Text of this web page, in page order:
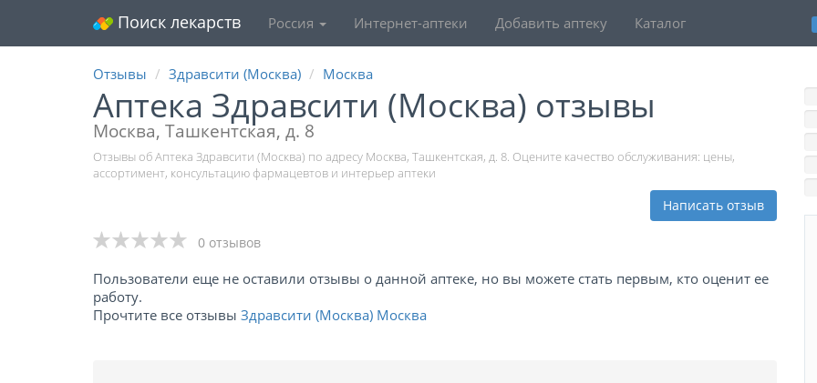
Поиск лекарств Россия Интернет-аптеки Добавить аптеку Каталог
Отзывы Здравсити (Москва) Москва
Аптека Здравсити (Москва) отзывы
Москва, Ташкентская, д. 8
Отзывы об Аптека Здравсити (Москва) по адресу Москва, Ташкентская, д. 8. Оцените качество обслуживания: цены,
ассортимент, консультацию фармацевтов и интерьер аптеки
Написать отзыв
0 отзывов
Пользователи еще не оставили отзывы о данной аптеке, но вы можете стать первым, кто оценит ее
работу.
Прочтите все отзывы Здравсити (Москва) Москва